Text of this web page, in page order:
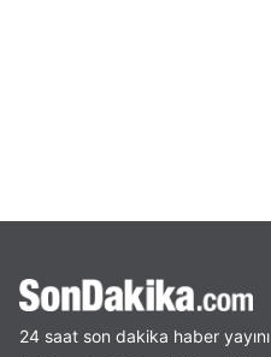
24 saat son dakika haber yayını